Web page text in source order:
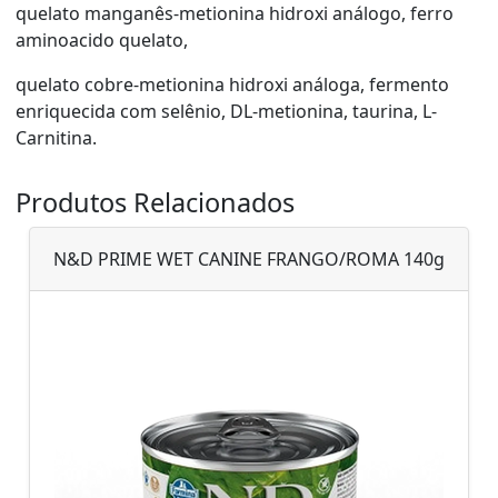
quelato manganês-metionina hidroxi análogo, ferro
aminoacido quelato,
quelato cobre-metionina hidroxi análoga, fermento
enriquecida com selênio, DL-metionina, taurina, L-
Carnitina.
Produtos Relacionados
N&D PRIME WET CANINE FRANGO/ROMA 140g